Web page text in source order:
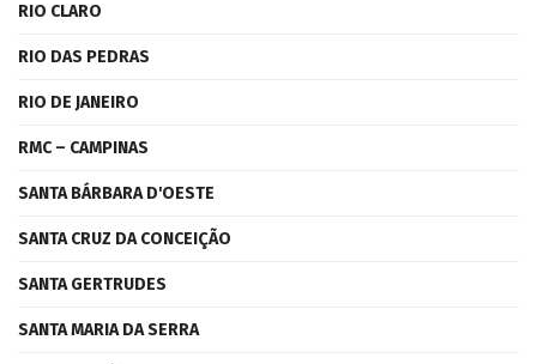
RIO CLARO
RIO DAS PEDRAS
RIO DE JANEIRO
RMC – CAMPINAS
SANTA BÁRBARA D'OESTE
SANTA CRUZ DA CONCEIÇÃO
SANTA GERTRUDES
SANTA MARIA DA SERRA